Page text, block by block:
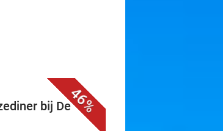
46%
bij De